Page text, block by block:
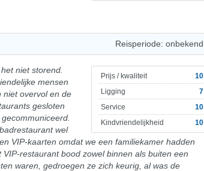
Reisperiode: onbekend
Prijs / kwaliteit
10
Ligging
7
Service
10
Kindvriendelijkheid
10
niet storend.
mensen
niet overvol en de
gesloten
wel
VIP-kaarten omdat we een familiekamer hadden
restaurant bood zowel binnen als buiten een
waren, gedroegen ze zich keurig, al was de